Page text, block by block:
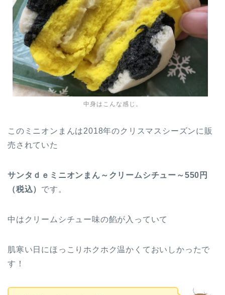
中身はこんな感じ。
このミニオンまんは2018年のクリスマスシーズンに販
売されていた
サンタｄｅミニオンまん～クリームシチュー～550円
（税込） です。
中はクリームシチュー味の餡が入っていて
肌寒い日にほっこりホクホク温かくておいしかったで
す！